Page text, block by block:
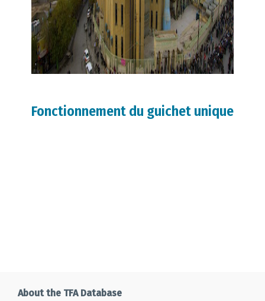
Fonctionnement du guichet unique
About the TFA Database